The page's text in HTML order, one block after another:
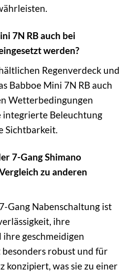
7N RB auch bei
werden?
Regenverdeck und
Babboe Mini 7N RB auch
Wetterbedingungen
integrierte Beleuchtung
Sichtbarkeit.
7-Gang Shimano
zu anderen
Gang Nabenschaltung ist
ihre
geschmeidigen
besonders robust und für
konzipiert, was sie zu einer